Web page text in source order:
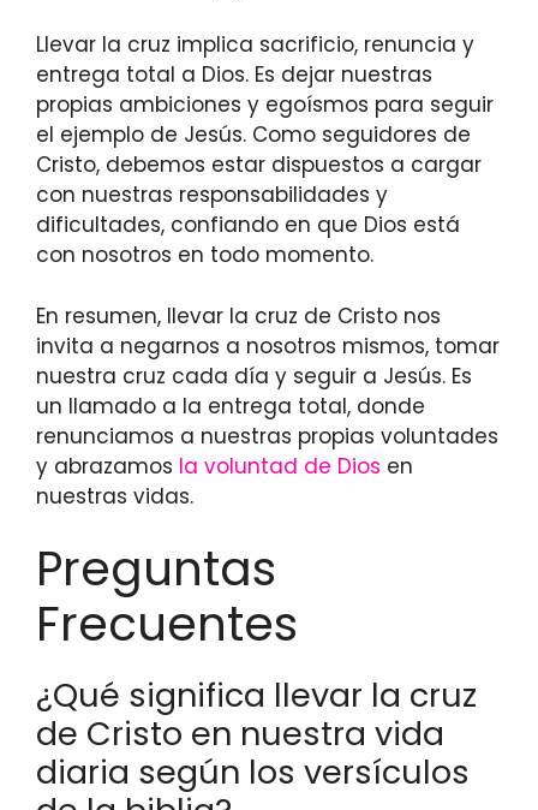
Llevar la cruz implica sacrificio, renuncia y
entrega total a Dios. Es dejar nuestras
propias ambiciones y egoísmos para seguir
el ejemplo de Jesús. Como seguidores de
Cristo, debemos estar dispuestos a cargar
con nuestras responsabilidades y
dificultades, confiando en que Dios está
con nosotros en todo momento.
En resumen, llevar la cruz de Cristo nos
invita a negarnos a nosotros mismos, tomar
nuestra cruz cada día y seguir a Jesús. Es
un llamado a la entrega total, donde
renunciamos a nuestras propias voluntades
y abrazamos la voluntad de Dios en
nuestras vidas.
Preguntas
Frecuentes
¿Qué significa llevar la cruz
de Cristo en nuestra vida
diaria según los versículos